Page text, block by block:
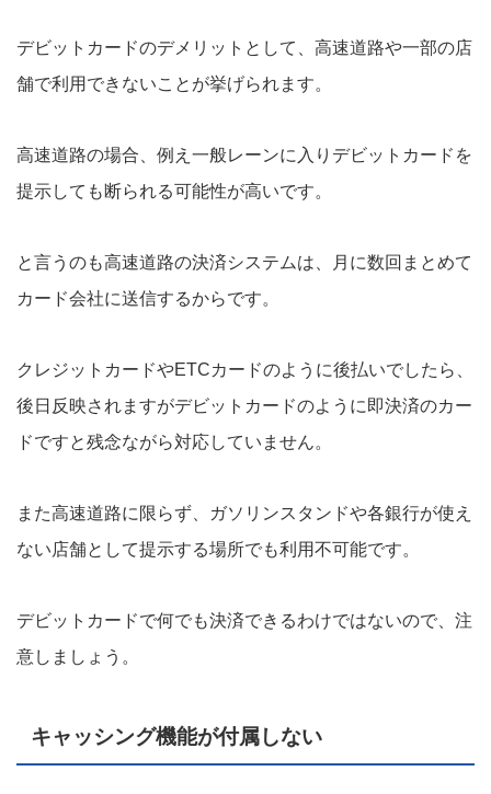
デビットカードのデメリットとして、高速道路や一部の店
舗で利用できないことが挙げられます。
高速道路の場合、例え一般レーンに入りデビットカードを
提示しても断られる可能性が高いです。
と言うのも高速道路の決済システムは、月に数回まとめて
カード会社に送信するからです。
クレジットカードやETCカードのように後払いでしたら、
後日反映されますがデビットカードのように即決済のカー
ドですと残念ながら対応していません。
また高速道路に限らず、ガソリンスタンドや各銀行が使え
ない店舗として提示する場所でも利用不可能です。
デビットカードで何でも決済できるわけではないので、注
意しましょう。
キャッシング機能が付属しない